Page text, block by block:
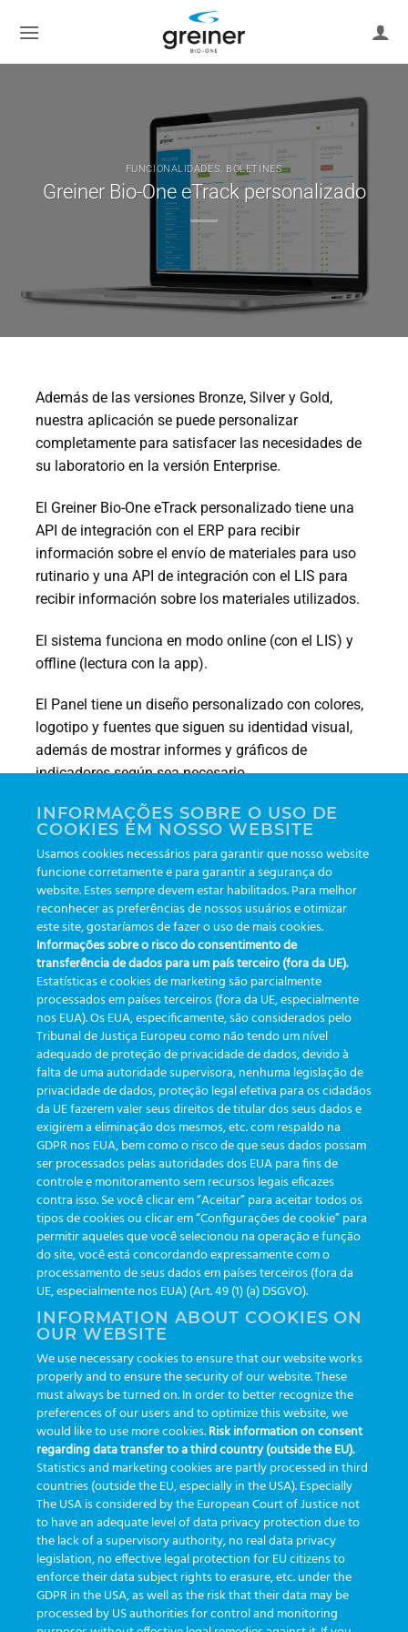
FUNCIONALIDADES, BOLETINES
Greiner Bio-One eTrack personalizado
Además de las versiones Bronze, Silver y Gold,
nuestra aplicación se puede personalizar
completamente para satisfacer las necesidades de
su laboratorio en la versión Enterprise.
El Greiner Bio-One eTrack personalizado tiene una
API de integración con el ERP para recibir
información sobre el envío de materiales para uso
rutinario y una API de integración con el LIS para
recibir información sobre los materiales utilizados.
El sistema funciona en modo online (con el LIS) y
offline (lectura con la app).
El Panel tiene un diseño personalizado con colores,
logotipo y fuentes que siguen su identidad visual,
además de mostrar informes y gráficos de
indicadores según sea necesario.
Para obtener más información, hable con nuestro
asesor sobre el eTrack personalizado de Greiner Bio-
One.Greiner Bio-One eTrack personalizado!
Greiner Bio-One eTrack:
nuevos desafíos
tecnología de la salud
CATEGORÍAS
Actualizaciones(19)
Eventos(19)
Funcionalidades(35)
Boletines(111)
TAGS
auditoria automação
congresso customização dashboard DICQ eficiência
enterprise etrack flebotomista governança clínica
GreinerBioOne greinerbioonebr HL7 IA informação
inovação ISO15189 laboratório novas tecnologias PALC
preanalitica processo de coleta produtividade
Pré-analítica qualidade rastreabilidade RDC
rotina laboratorial saúde tecnologia tomada de decisão
Transformação Transformação Digital tubos usabilidade
VACUETTE®
INFORMAÇÕES SOBRE O USO DE
COOKIES EM NOSSO WEBSITE
Usamos cookies necessários para garantir que nosso website
funcione corretamente e para garantir a segurança do
website. Estes sempre devem estar habilitados. Para melhor
reconhecer as preferências de nossos usuários e otimizar
este site, gostaríamos de fazer o uso de mais cookies.
Informações sobre o risco do consentimento de
transferência de dados para um país terceiro (fora da UE).
Estatísticas e cookies de marketing são parcialmente
processados em países terceiros (fora da UE, especialmente
nos EUA). Os EUA, especificamente, são considerados pelo
Tribunal de Justiça Europeu como não tendo um nível
adequado de proteção de privacidade de dados, devido à
falta de uma autoridade supervisora, nenhuma legislação de
privacidade de dados, proteção legal efetiva para os cidadãos
da UE fazerem valer seus direitos de titular dos seus dados e
exigirem a eliminação dos mesmos, etc. com respaldo na
GDPR nos EUA, bem como o risco de que seus dados possam
ser processados pelas autoridades dos EUA para fins de
controle e monitoramento sem recursos legais eficazes
contra isso. Se você clicar em “Aceitar” para aceitar todos os
tipos de cookies ou clicar em “Configurações de cookie” para
permitir aqueles que você selecionou na operação e função
do site, você está concordando expressamente com o
processamento de seus dados em países terceiros (fora da
UE, especialmente nos EUA) (Art. 49 (1) (a) DSGVO).
INFORMATION ABOUT COOKIES ON
OUR WEBSITE
We use necessary cookies to ensure that our website works
properly and to ensure the security of our website. These
must always be turned on. In order to better recognize the
preferences of our users and to optimize this website, we
would like to use more cookies.Risk information on consent
regarding data transfer to a third country (outside the EU).
Statistics and marketing cookies are partly processed in third
countries (outside the EU, especially in the USA). Especially
The USA is considered by the European Court of Justice not
to have an adequate level of data privacy protection due to
the lack of a supervisory authority, no real data privacy
legislation, no effective legal protection for EU citizens to
enforce their data subject rights to erasure, etc. under the
GDPR in the USA, as well as the risk that their data may be
processed by US authorities for control and monitoring